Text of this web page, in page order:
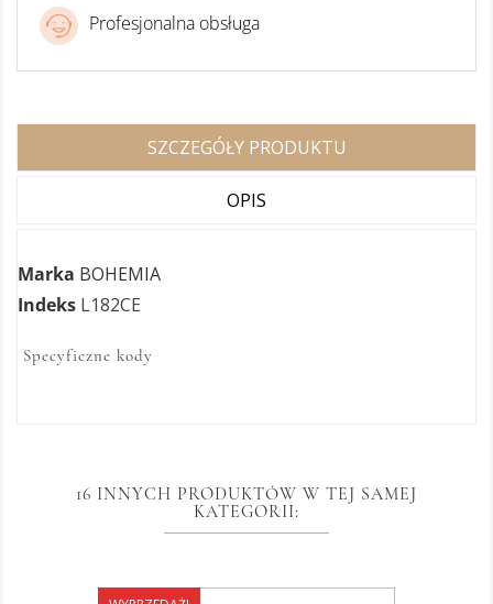
Profesjonalna obsługa
SZCZEGÓŁY PRODUKTU
OPIS
Marka BOHEMIA
Indeks L182CE
Specyficzne kody
16 INNYCH PRODUKTÓW W TEJ SAMEJ
KATEGORII: